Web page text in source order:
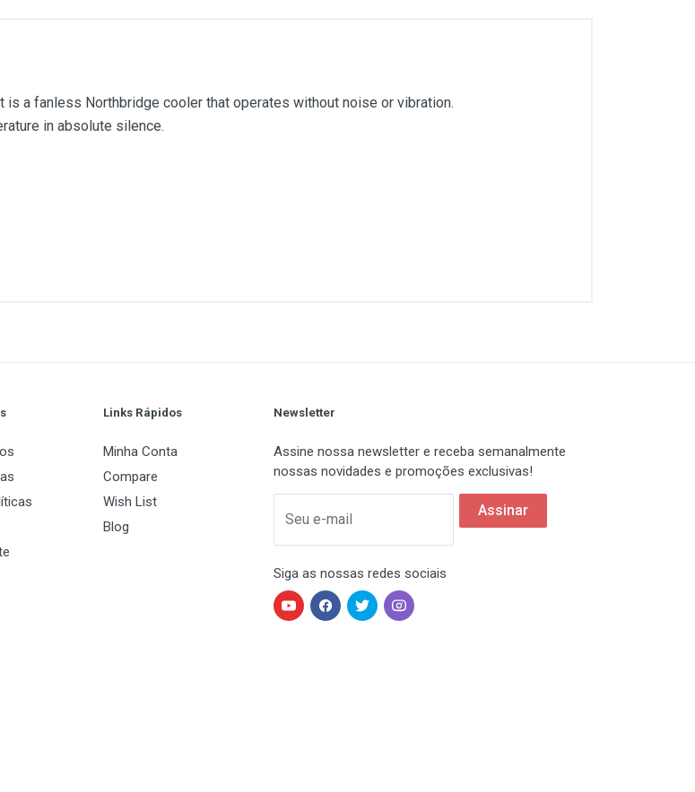
a fanless Northbridge cooler that operates without noise or vibration.
in absolute silence.
Email Address
Links Rápidos
Minha Conta
Compare
Wish List
Blog
Newsletter
Assine nossa newsletter e receba semanalmente
nossas novidades e promoções exclusivas!
Seu e-mail
Assinar
Siga as nossas redes sociais